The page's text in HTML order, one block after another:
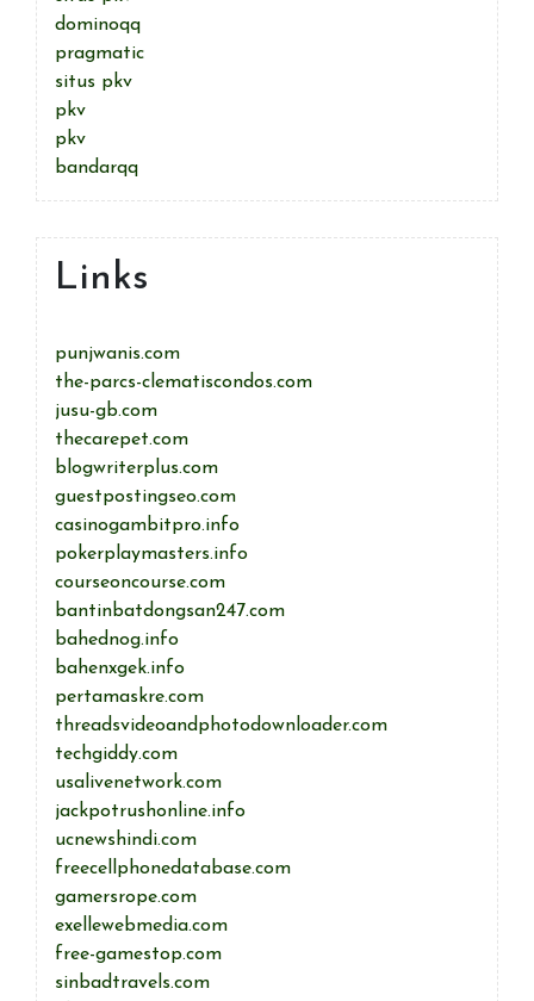
dominoqq
pragmatic
situs pkv
pkv
pkv
bandarqq
Links
punjwanis.com
the-parcs-clematiscondos.com
jusu-gb.com
thecarepet.com
blogwriterplus.com
guestpostingseo.com
casinogambitpro.info
pokerplaymasters.info
courseoncourse.com
bantinbatdongsan247.com
bahednog.info
bahenxgek.info
pertamaskre.com
threadsvideoandphotodownloader.com
techgiddy.com
usalivenetwork.com
jackpotrushonline.info
ucnewshindi.com
freecellphonedatabase.com
gamersrope.com
exellewebmedia.com
free-gamestop.com
sinbadtravels.com